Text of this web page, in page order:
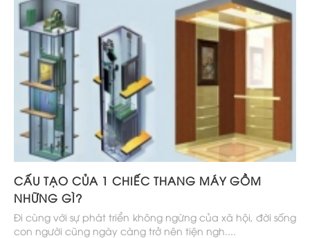
CẤU TẠO CỦA 1 CHIẾC THANG MÁY GỒM
NHỮNG GÌ?
Đi cùng với sự phát triển không ngừng của xã hội, đời sống
con người cũng ngày càng trở nên tiện ngh....